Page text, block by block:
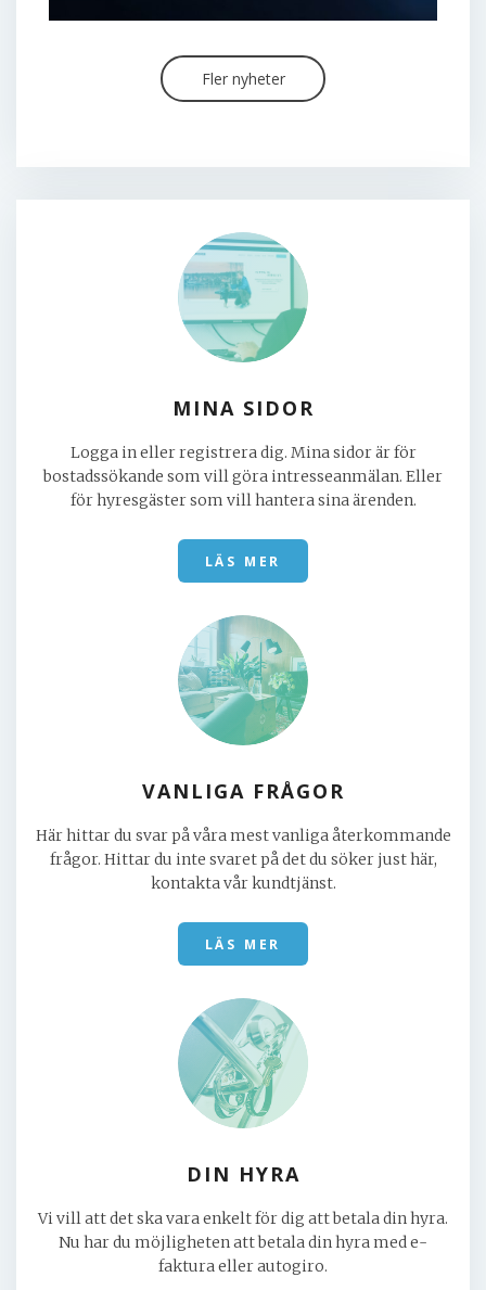
Vi testar AI-tjänsten Sölve
Fler nyheter
MINA SIDOR
Logga in eller registrera dig. Mina sidor är för
bostadssökande som vill göra intresseanmälan. Eller
för hyresgäster som vill hantera sina ärenden.
LÄS MER
VANLIGA FRÅGOR
Här hittar du svar på våra mest vanliga återkommande
frågor. Hittar du inte svaret på det du söker just här,
kontakta vår kundtjänst.
LÄS MER
DIN HYRA
Vi vill att det ska vara enkelt för dig att betala din hyra.
Nu har du möjligheten att betala din hyra med e-
faktura eller autogiro.